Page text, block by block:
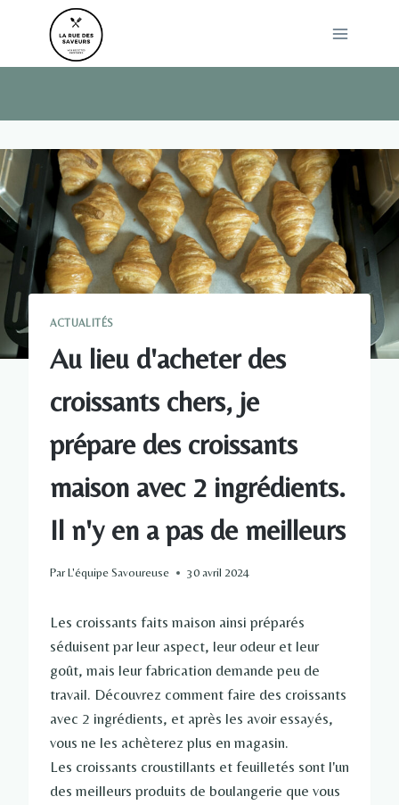
ACTUALITÉS
Au lieu d'acheter des
croissants chers, je
prépare des croissants
maison avec 2 ingrédients.
Il n'y en a pas de meilleurs
ParL'équipe Savoureuse 30 avril 2024
Les croissants faits maison ainsi préparés
séduisent par leur aspect, leur odeur et leur
goût, mais leur fabrication demande peu de
travail. Découvrez comment faire des croissants
avec 2 ingrédients, et après les avoir essayés,
vous ne les achèterez plus en magasin.
Les croissants croustillants et feuilletés sont l'un
des meilleurs produits de boulangerie que vous